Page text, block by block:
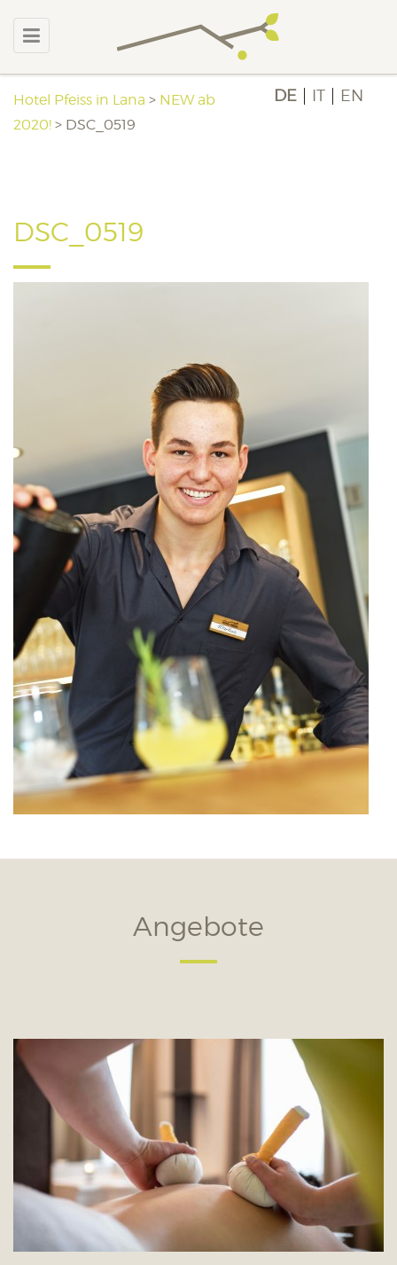
DE IT EN
Hotel Pfeiss in Lana > NEW ab
2020! > DSC_0519
DSC_0519
Angebote